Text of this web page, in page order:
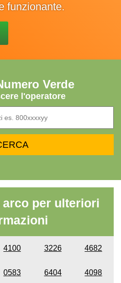
funzionante.
Verde
l'operatore
arco per ulteriori
4100 3226 4682
0583 6404 4098